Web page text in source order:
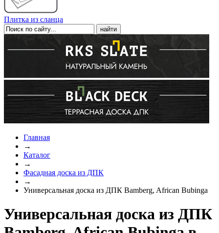
Плитка из сланца
Главная
→
Каталог
→
Фасадная доска из ДПК
→
Универсальная доска из ДПК Bamberg, African Bubinga
Универсальная доска из ДПК